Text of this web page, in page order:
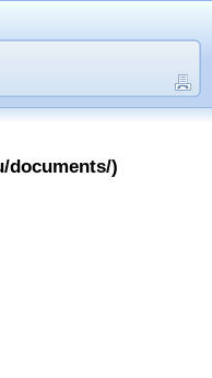
documents/)